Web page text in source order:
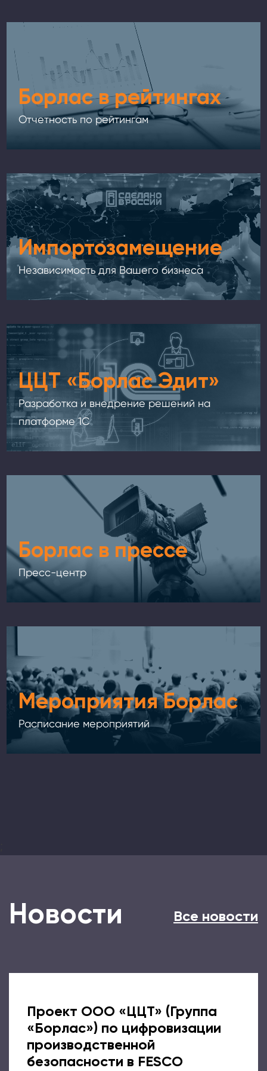
Борлас в рейтингах
Отчетность по рейтингам
Импортозамещение
Независимость для Вашего бизнеса
ЦЦТ «Борлас Эдит»
Разработка и внедрение решений на
платформе 1С
Борлас в прессе
Пресс-центр
Мероприятия Борлас
Расписание мероприятий
Новости Все новости
Проект ООО «ЦЦТ» (Группа
«Борлас») по цифровизации
производственной
безопасности в FESCO